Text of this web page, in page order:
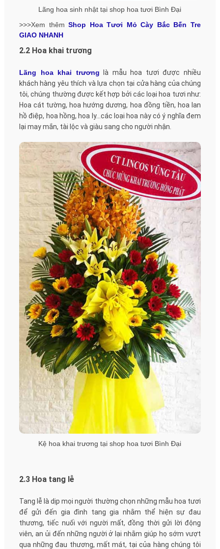
Lãng hoa sinh nhật tại shop hoa tươi Bình Đại
>>>Xem thêmShop Hoa Tươi Mỏ Cày Bắc Bến Tre
GIAO NHANH
2.2 Hoa khai trương
Lãng hoa khai trương là mẫu hoa tươi được nhiều
khách hàng yêu thích và lựa chọn tại cửa hàng của chúng
tôi, chúng thường được kết hợp bởi các loại hoa tươi như:
Hoa cát tường, hoa hướng dương, hoa đồng tiền, hoa lan
hồ điệp, hoa hồng, hoa ly...các loại hoa này có ý nghĩa đem
lại may mắn, tài lộc và giàu sang cho người nhận.
Kệ hoa khai trương tại shop hoa tươi Bình Đại
2.3 Hoa tang lễ
Tang lễ là dịp mọi người thường chọn những mẫu hoa tươi
để gửi đến gia đình tang gia nhằm thể hiện sự đau
thương, tiếc nuối với người mất, đồng thời gửi lời động
viên, an ủi đến những người ở lại nhằm giúp họ sớm vượt
qua những đau thương, mất mát, tại của hàng chúng tôi